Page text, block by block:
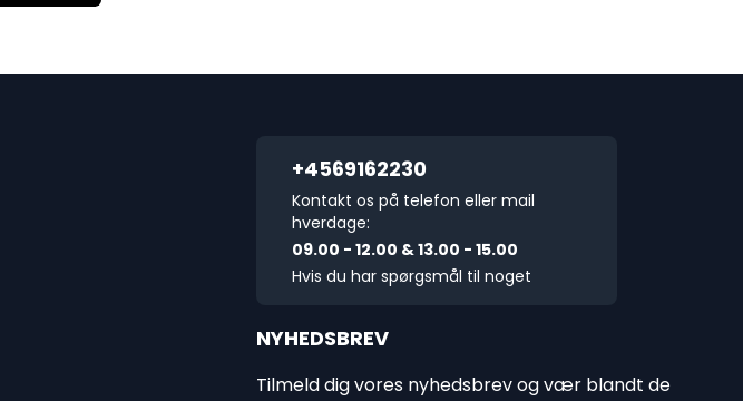
+4569162230
Kontakt os på telefon eller mail
hverdage:
09.00 - 12.00 & 13.00 - 15.00
Hvis du har spørgsmål til noget
NYHEDSBREV
Tilmeld dig vores nyhedsbrev og vær blandt de